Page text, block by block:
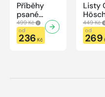
Příběhy
psané
modrou
krví
499 Kč
od
236 Kč
Listy
449 Kč
od
269